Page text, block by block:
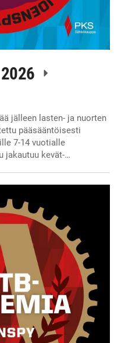
jälleen lasten- ja nuorten
pääsääntöisesti
7-14 vuotialle
jakautuu kevät-…